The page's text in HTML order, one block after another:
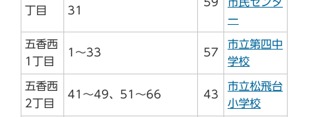
丁目
31
ー
五香西
1丁目
1～33 57
市立第四中
学校
五香西
2丁目
41～49、51～66 43
市立松飛台
小学校